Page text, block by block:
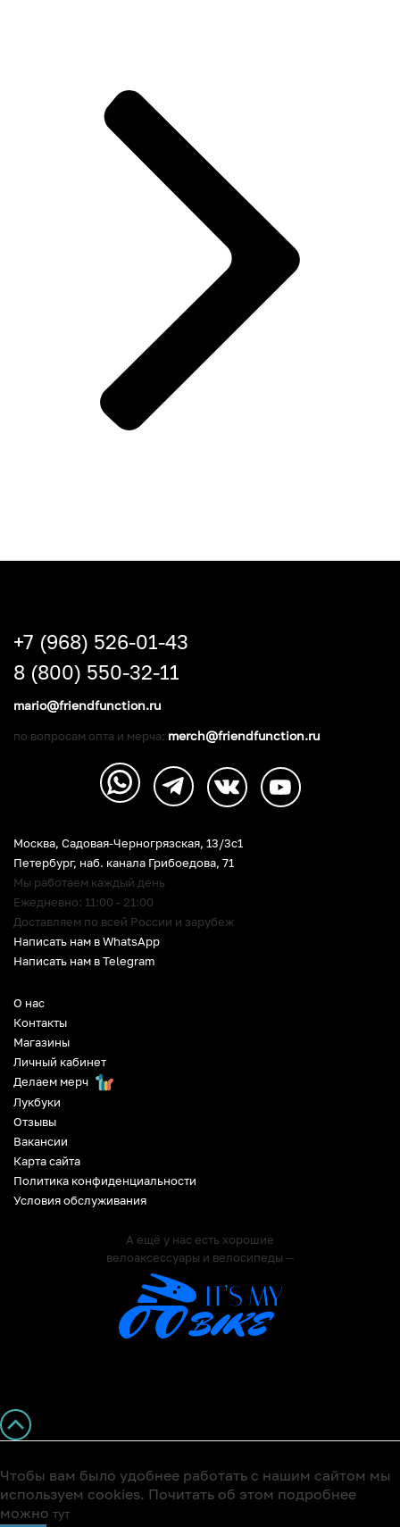
О нас
Контакты
Магазины
Личный кабинет
Делаем мерч
Лукбуки
Отзывы
Вакансии
Карта сайта
Политика конфиденциальности
Условия обслуживания
А ещё у нас есть хорошие
велоаксессуары и велосипеды —
Москва, Садовая-Черногрязская, 13/3c1
Петербург, наб. канала Грибоедова, 71
Мы работаем каждый день
Ежедневно: 11:00 - 21:00
Доставляем по всей России и зарубеж
Написать нам в WhatsApp
Написать нам в Telegram
+7 (968) 526-01-43
8 (800) 550-32-11
mario@friendfunction.ru
по вопросам опта и мерча: merch@friendfunction.ru
Чтобы вам было удобнее работать с нашим сайтом мы
используем cookies. Почитать об этом подробнее
можно тут